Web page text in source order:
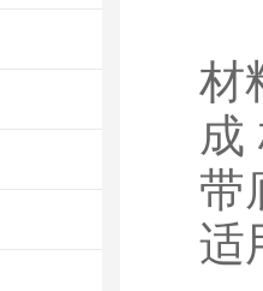
材
成
带
适